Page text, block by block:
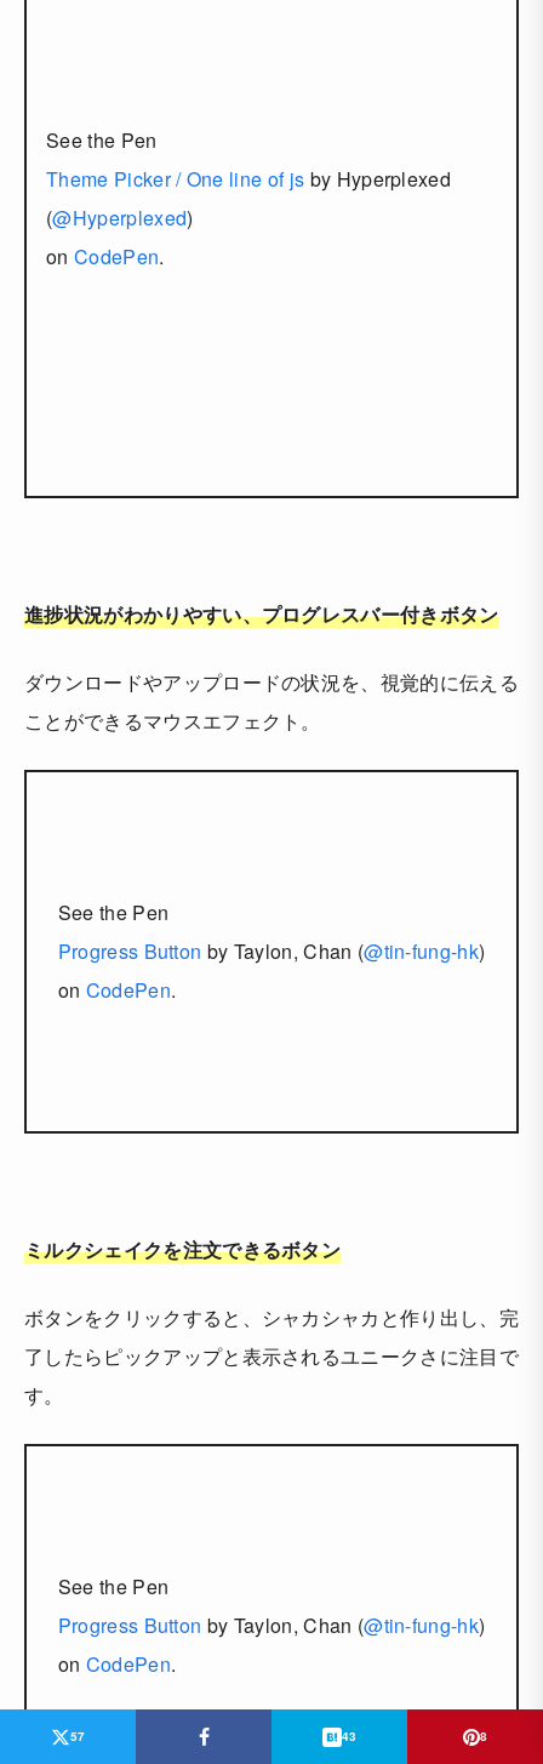
See the Pen
Theme Picker / One line of js by Hyperplexed
(@Hyperplexed)
on CodePen.
進捗状況がわかりやすい、プログレスバー付きボタン
ダウンロードやアップロードの状況を、視覚的に伝える
ことができるマウスエフェクト。
See the Pen
Progress Button by Taylon, Chan (@tin-fung-hk)
on CodePen.
ミルクシェイクを注文できるボタン
ボタンをクリックすると、シャカシャカと作り出し、完
了したらピックアップと表示されるユニークさに注目で
す。
See the Pen
Progress Button by Taylon, Chan (@tin-fung-hk)
on CodePen.
57 43 8